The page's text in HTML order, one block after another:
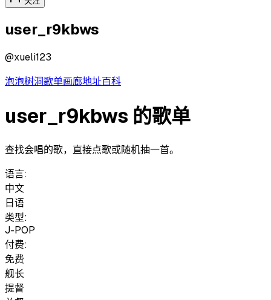
user_r9kbws
@xueli123
泡泡树洞歌单画廊地址百科
user_r9kbws 的歌单
查找会唱的歌，直接点歌或随机抽一首。
语言:
中文
日语
类型:
J-POP
付费:
免费
舰长
提督